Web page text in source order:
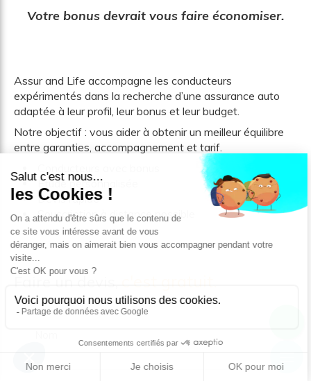
Votre bonus devrait vous faire économiser.
Assur and Life accompagne les conducteurs
expérimentés dans la recherche d’une assurance auto
adaptée à leur profil, leur bonus et leur budget.
Notre objectif : vous aider à obtenir un meilleur équilibre
entre garanties, accompagnement et tarif.
Étude personnalisée
Devis rapide
Souscription à distance possible
Faire un devis,